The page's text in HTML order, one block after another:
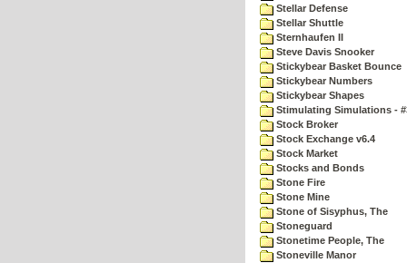
Stellar Defense
Stellar Shuttle
Sternhaufen II
Steve Davis Snooker
Stickybear Basket Bounce
Stickybear Numbers
Stickybear Shapes
Stimulating Simulations -
Stock Broker
Stock Exchange v6.4
Stock Market
Stocks and Bonds
Stone Fire
Stone Mine
Stone of Sisyphus, The
Stoneguard
Stonetime People, The
Stoneville Manor